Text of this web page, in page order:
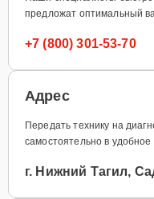
предложат оптимальный
+7 (800) 301-53-70
Адрес
Передать технику на
самостоятельно в удобное
г. Нижний Тагил,